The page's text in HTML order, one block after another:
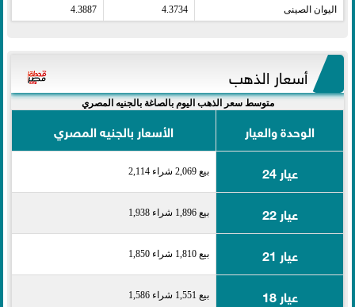
اليوان الصينى​ 4.3734
4.3887
أسعار الذهب
متوسط سعر الذهب اليوم بالصاغة بالجنيه المصري
الوحدة والعيار
الأسعار بالجنيه المصري
عيار 24
بيع 2,069 شراء 2,114
عيار 22 بيع 1,896 شراء 1,938
عيار 21 بيع 1,810 شراء 1,850
عيار 18 بيع 1,551 شراء 1,586